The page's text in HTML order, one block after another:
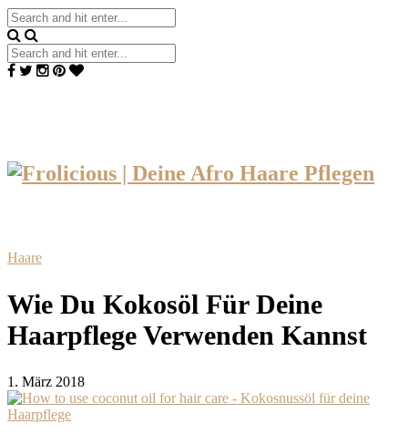
Haare
Wie Du Kokosöl Für Deine
Haarpflege Verwenden Kannst
1. März 2018